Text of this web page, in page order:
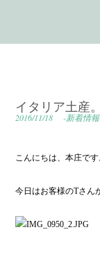
イタリア土産。
2016/11/18 -新着情
こんにちは、本庄です
今日はお客様のTさん